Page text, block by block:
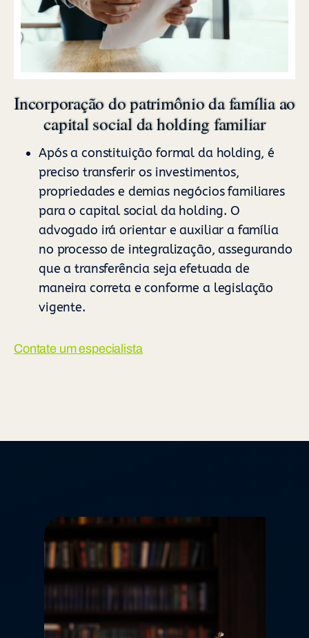
Incorporação do patrimônio da família ao
capital social da holding familiar
Após a constituição formal da holding, é
preciso transferir os investimentos,
propriedades e demias negócios familiares
para o capital social da holding. O
advogado irá orientar e auxiliar a família
no processo de integralização, assegurando
que a transferência seja efetuada de
maneira correta e conforme a legislação
vigente.
Contate um especialista